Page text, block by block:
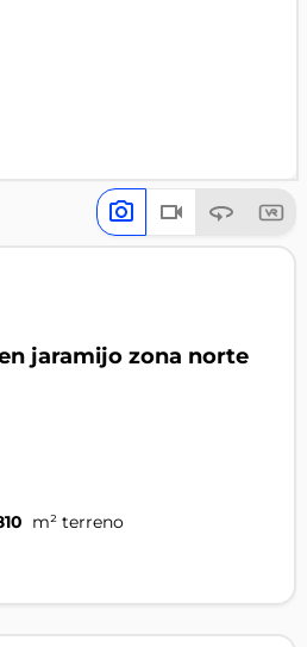
jaramijo zona norte
m² terreno